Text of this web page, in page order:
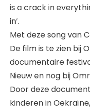
is a crack in
in’.
Met deze song van
De film is te zien bij
documentaire
Nieuw en nog bij
Door deze
kinderen in